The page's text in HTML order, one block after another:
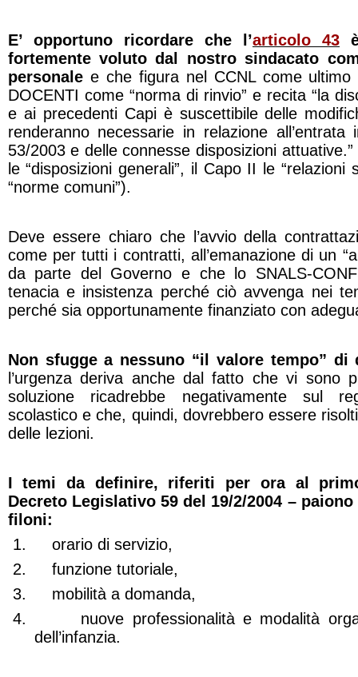
E’ opportuno ricordare che l’articolo 43
fortemente voluto dal nostro sindacato
personale e che figura nel CCNL come
DOCENTI come “norma di rinvio” e recita “la
e ai precedenti Capi è suscettibile delle
renderanno necessarie in relazione
53/2003 e delle connesse disposizioni
le “disposizioni generali”, il Capo II le “relazioni
“norme comuni”).
Deve essere chiaro che l’avvio della
come per tutti i contratti, all’emanazione di un
da parte del Governo e che lo SNALS-
tenacia e insistenza perché ciò avvenga nei
perché sia opportunamente finanziato con
Non sfugge a nessuno “il valore tempo” di
l’urgenza deriva anche dal fatto che vi sono
soluzione ricadrebbe negativamente sul
scolastico e che, quindi, dovrebbero essere
delle lezioni.
I temi da definire, riferiti per ora al
Decreto Legislativo 59 del 19/2/2004 –
filoni:
1.
orario di servizio,
2.
funzione tutoriale,
3.
mobilità a domanda,
4.
nuove professionalità e modalità
dell’infanzia.